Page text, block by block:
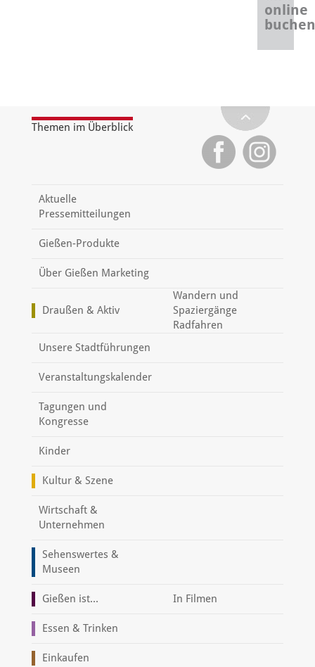
online
buchen
Themen im Überblick
Aktuelle
Pressemitteilungen
Gießen-Produkte
Über Gießen Marketing
Draußen & Aktiv
Wandern und
Spaziergänge
Radfahren
Unsere Stadtführungen
Veranstaltungskalender
Tagungen und
Kongresse
Kinder
Kultur & Szene
Wirtschaft &
Unternehmen
Sehenswertes &
Museen
Gießen ist... In Filmen
Essen & Trinken
Einkaufen